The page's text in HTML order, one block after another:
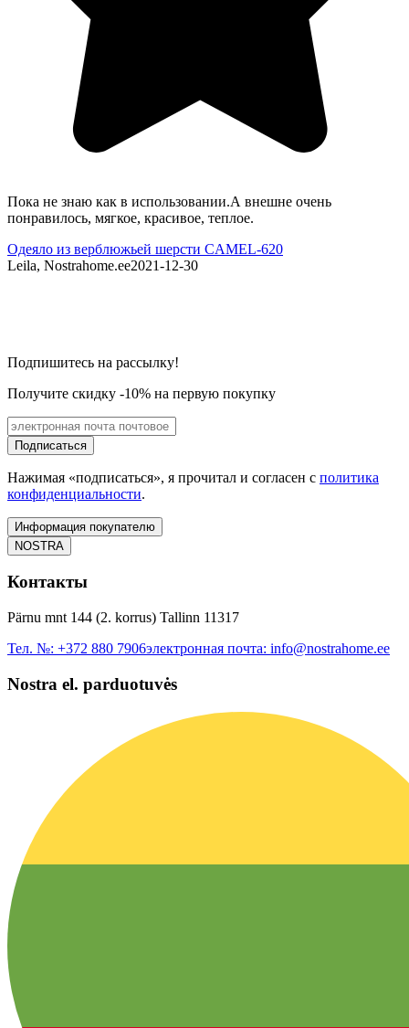
Пока не знаю как в использовании.А внешне очень
понравилось, мягкое, красивое, теплое.
Одеяло из верблюжьей шерсти CAMEL-620
Leila, Nostrahome.ee2021-12-30
Подпишитесь на рассылку!
Получите скидку -10% на первую покупку
Подписаться
Нажимая «подписаться», я прочитал и согласен с политика
конфиденциальности.
Информация покупателю
NOSTRA
Контакты
Pärnu mnt 144 (2. korrus) Tallinn 11317
Тел. №: +372 880 7906электронная почта: info@nostrahome.ee
Nostra el. parduotuvės